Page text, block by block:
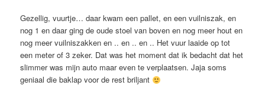
Gezellig, vuurtje… daar kwam een pallet, en een vuilniszak, en
nog 1 en daar ging de oude stoel van boven en nog meer hout en
nog meer vuilniszakken en .. en .. en .. Het vuur laaide op tot
een meter of 3 zeker. Dat was het moment dat ik bedacht dat het
slimmer was mijn auto maar even te verplaatsen. Jaja soms
geniaal die baklap voor de rest briljant